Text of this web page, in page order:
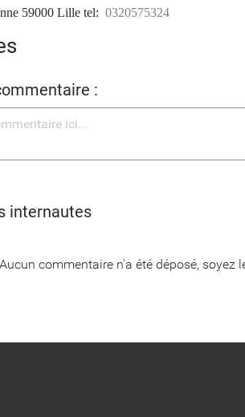
59000 Lille tel: 0320575324
:
internautes
Aucun commentaire n'a été déposé, soyez